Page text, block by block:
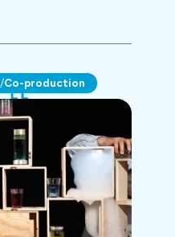
/Co-production